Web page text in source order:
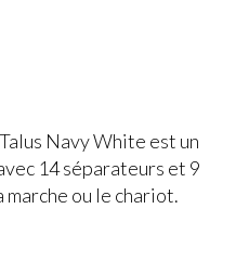
Navy White est un
14 séparateurs et 9
marche ou le chariot.